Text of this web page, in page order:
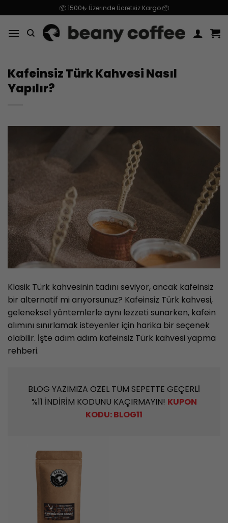
atla
📦 1500₺ Üzerinde Ücretsiz Kargo 📦
Kafeinsiz Türk Kahvesi Nasıl
Yapılır?
Klasik Türk kahvesinin tadını seviyor, ancak kafeinsiz
bir alternatif mi arıyorsunuz? Kafeinsiz Türk kahvesi,
geleneksel yöntemlerle aynı lezzeti sunarken, kafein
alımını sınırlamak isteyenler için harika bir seçenek
olabilir. İşte adım adım kafeinsiz Türk kahvesi yapma
rehberi.
BLOG YAZIMIZA ÖZEL TÜM SEPETTE GEÇERLİ
%11 İNDİRİM KODUNU KAÇIRMAYIN! KUPON
KODU: BLOG11